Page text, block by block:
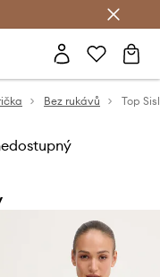
Bez rukávů Top